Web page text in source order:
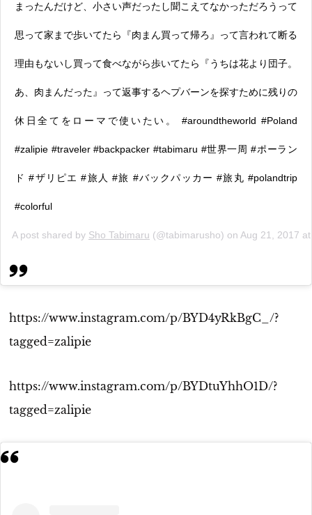
まったんだけど、小さい声だったし聞こえてなかっただろうって
思って家まで歩いてたら『肉まん買って帰ろ』って言われて断る
理由もないし買って食べながら歩いてたら『うちは花より団子。
あ、肉まんだった』って返事するヘプバーンを探すために残りの
休日全てをローマで使いたい。 #aroundtheworld #Poland
#zalipie #traveler #backpacker #tabimaru #世界一周 #ポーラン
ド #ザリピエ #旅人 #旅 #バックパッカー #旅丸 #polandtrip
#colorful
A post shared by Sho Tabimaru (@tabimarusho) on Aug 21, 2017
https://www.instagram.com/p/BYD4yRkBgC_/?
tagged=zalipie
https://www.instagram.com/p/BYDtuYhhO1D/?
tagged=zalipie